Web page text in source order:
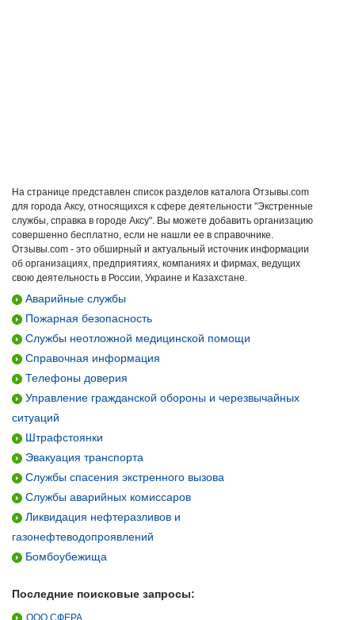
На странице представлен список разделов каталога Отзывы.com
для города Аксу, относящихся к сфере деятельности "Экстренные
службы, справка в городе Аксу". Вы можете добавить организацию
совершенно бесплатно, если не нашли ее в справочнике.
Отзывы.com - это обширный и актуальный источник информации
об организациях, предприятиях, компаниях и фирмах, ведущих
свою деятельность в России, Украине и Казахстане.
Аварийные службы
Пожарная безопасность
Службы неотложной медицинской помощи
Справочная информация
Телефоны доверия
Управление гражданской обороны и черезвычайных
ситуаций
Штрафстоянки
Эвакуация транспорта
Службы спасения экстренного вызова
Службы аварийных комиссаров
Ликвидация нефтеразливов и
газонефтеводопроявлений
Бомбоубежища
Последние поисковые запросы:
ООО СФЕРА